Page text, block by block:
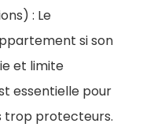
: Le
si son
et limite
essentielle pour
trop protecteurs.